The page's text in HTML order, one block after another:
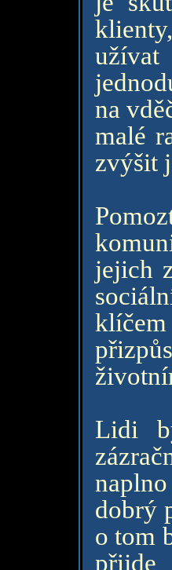
na
malé
zvýšit
jejich
Lidi
dobrý
o tom
přijde